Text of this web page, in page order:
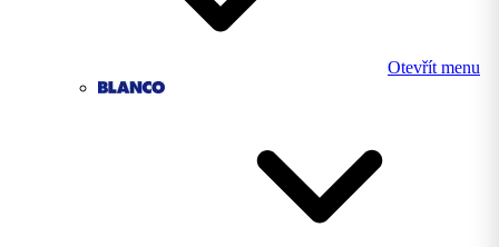
Otevřít menu